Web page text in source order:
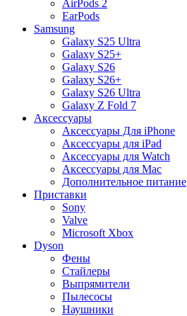
AirPods 2
EarPods
Samsung
Galaxy S25 Ultra
Galaxy S25+
Galaxy S26
Galaxy S26+
Galaxy S26 Ultra
Galaxy Z Fold 7
Аксессуары
Аксессуары Для iPhone
Аксессуары для iPad
Аксессуары для Watch
Аксессуары для Mac
Дополнительное питание
Приставки
Sony
Valve
Microsoft Xbox
Dyson
Фены
Стайлеры
Выпрямители
Пылесосы
Наушники